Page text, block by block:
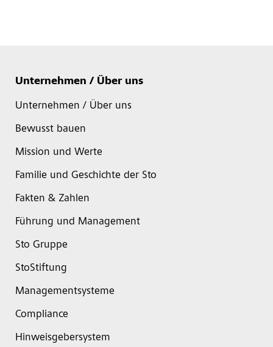
Unternehmen / Über uns
Unternehmen / Über uns
Bewusst bauen
Mission und Werte
Familie und Geschichte der Sto
Fakten & Zahlen
Führung und Management
Sto Gruppe
StoStiftung
Managementsysteme
Compliance
Hinweisgebersystem